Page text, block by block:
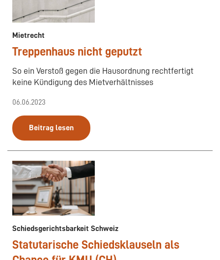
Mietrecht
Treppenhaus nicht geputzt
So ein Verstoß gegen die Hausordnung rechtfertigt
keine Kündigung des Mietverhältnisses
06.06.2023
Beitrag lesen
Schiedsgerichtsbarkeit Schweiz
Statutarische Schiedsklauseln als